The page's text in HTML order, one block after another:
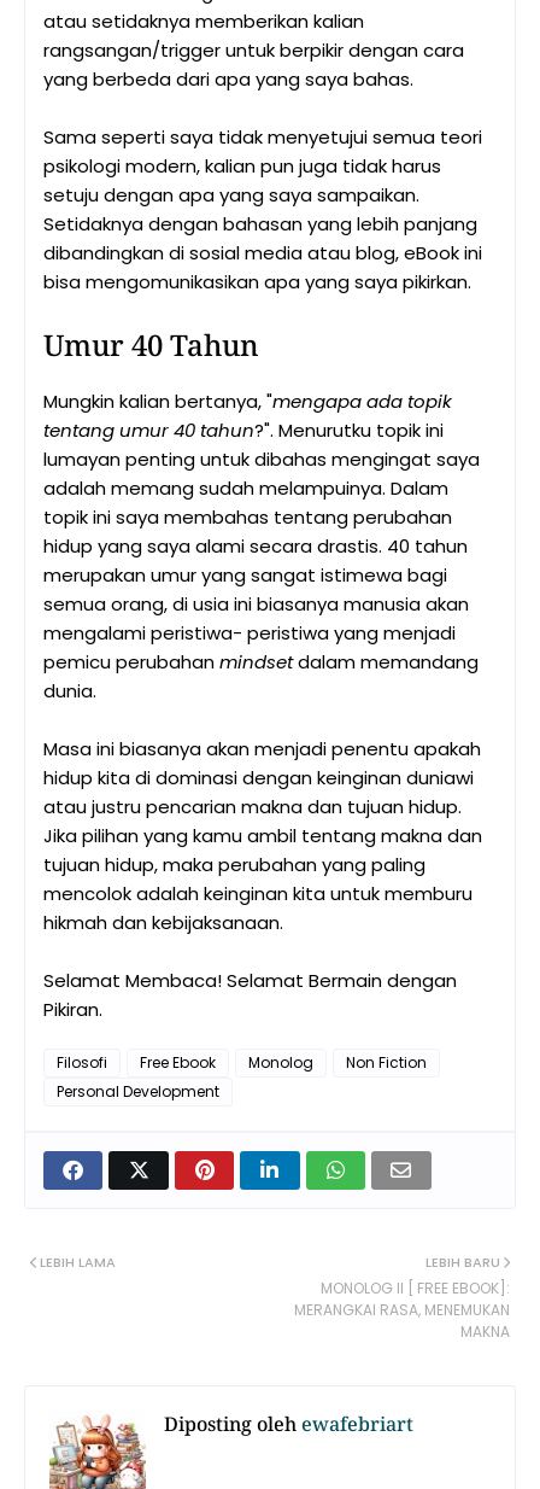
atau setidaknya memberikan kalian
rangsangan/trigger untuk berpikir dengan cara
yang berbeda dari apa yang saya bahas.
Sama seperti saya tidak menyetujui semua teori
psikologi modern, kalian pun juga tidak harus
setuju dengan apa yang saya sampaikan.
Setidaknya dengan bahasan yang lebih panjang
dibandingkan di sosial media atau blog, eBook ini
bisa mengomunikasikan apa yang saya pikirkan.
Umur 40 Tahun
Mungkin kalian bertanya, "mengapa ada topik
tentang umur 40 tahun?". Menurutku topik ini
lumayan penting untuk dibahas mengingat saya
adalah memang sudah melampuinya. Dalam
topik ini saya membahas tentang perubahan
hidup yang saya alami secara drastis. 40 tahun
merupakan umur yang sangat istimewa bagi
semua orang, di usia ini biasanya manusia akan
mengalami peristiwa- peristiwa yang menjadi
pemicu perubahanmindsetdalam memandang
dunia.
Masa ini biasanya akan menjadi penentu apakah
hidup kita di dominasi dengan keinginan duniawi
atau justru pencarian makna dan tujuan hidup.
Jika pilihan yang kamu ambil tentang makna dan
tujuan hidup, maka perubahan yang paling
mencolok adalah keinginan kita untuk memburu
hikmah dan kebijaksanaan.
Selamat Membaca! Selamat Bermain dengan
Pikiran.
Filosofi Free Ebook Monolog
Non Fiction
Personal Development
LEBIH BARU
MONOLOG II [ FREE EBOOK]:
MERANGKAI RASA, MENEMUKAN
MAKNA
LEBIH LAMA
Diposting olehewafebriart